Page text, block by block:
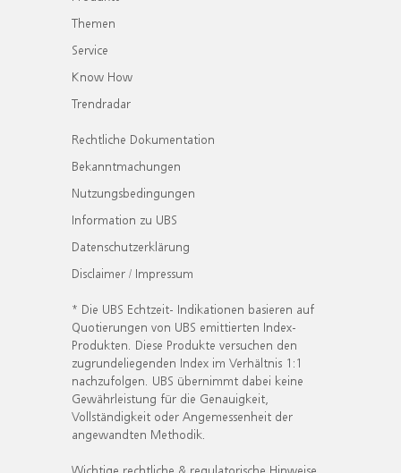
Themen
Service
Know How
Trendradar
Rechtliche Dokumentation
Bekanntmachungen
Nutzungsbedingungen
Information zu UBS
Datenschutzerklärung
Disclaimer / Impressum
* Die UBS Echtzeit- Indikationen basieren auf
Quotierungen von UBS emittierten Index-
Produkten. Diese Produkte versuchen den
zugrundeliegenden Index im Verhältnis 1:1
nachzufolgen. UBS übernimmt dabei keine
Gewährleistung für die Genauigkeit,
Vollständigkeit oder Angemessenheit der
angewandten Methodik.